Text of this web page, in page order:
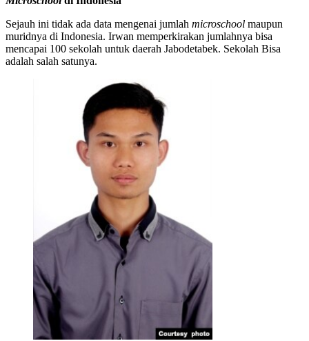
Sejauh ini tidak ada data mengenai jumlah microschool maupun
muridnya di Indonesia. Irwan memperkirakan jumlahnya bisa
mencapai 100 sekolah untuk daerah Jabodetabek. Sekolah Bisa
adalah salah satunya.